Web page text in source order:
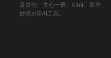
及 豆包、 文心一言 、 kimi 、 新华
妙笔ai等AI工具。